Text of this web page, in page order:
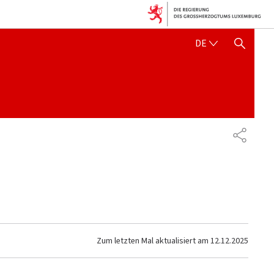
DE DEUTSCH
SUCHFLED ANZEIGEN /
TEILEN
Zum letzten Mal aktualisiert am 12.12.2025